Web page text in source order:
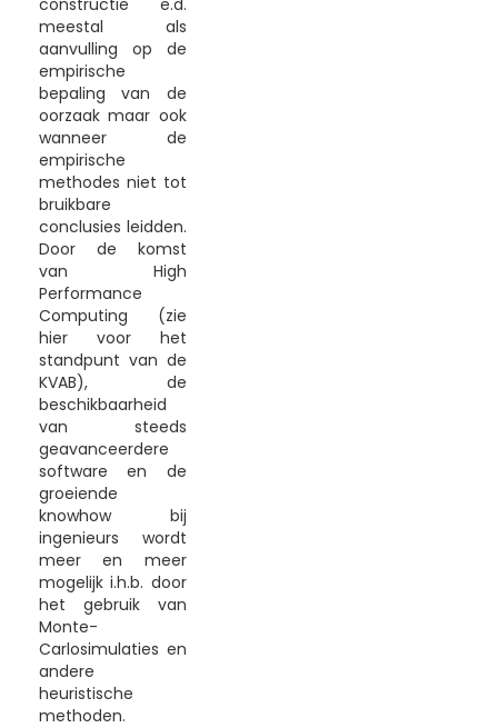
constructie e.d.
meestal als
aanvulling op de
empirische
bepaling van de
oorzaak maar ook
wanneer de
empirische
methodes niet tot
bruikbare
conclusies leidden.
Door de komst
van High
Performance
Computing (zie
hier voor het
standpunt van de
KVAB), de
beschikbaarheid
van steeds
geavanceerdere
software en de
groeiende
knowhow bij
ingenieurs wordt
meer en meer
mogelijk i.h.b. door
het gebruik van
Monte-
Carlosimulaties en
andere
heuristische
methoden.